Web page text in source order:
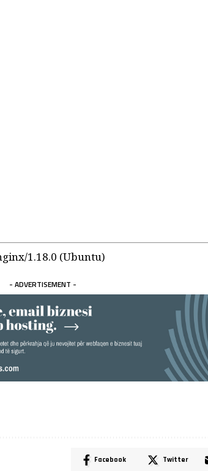
1.18.0 (Ubuntu)
- ADVERTISEMENT -
Facebook Twitter